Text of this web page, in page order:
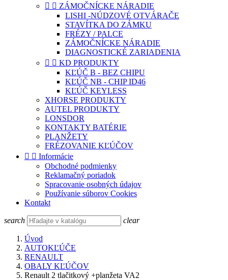
  ZÁMOČNÍCKE NÁRADIE
LISHI -NÚDZOVÉ OTVÁRAČE
STAVÍTKA DO ZÁMKU
FRÉZY / PALCE
ZÁMOČNÍCKE NÁRADIE
DIAGNOSTICKÉ ZARIADENIA
  KD PRODUKTY
KĽÚČ B - BEZ CHIPU
KĽÚČ NB - CHIP ID46
KĽÚČ KEYLESS
XHORSE PRODUKTY
AUTEL PRODUKTY
LONSDOR
KONTAKTY BATÉRIE
PLANŽETY
FRÉZOVANIE KĽÚČOV
  Informácie
Obchodné podmienky
Reklamačný poriadok
Spracovanie osobných údajov
Používanie súborov Cookies
Kontakt
search clear
Úvod
AUTOKĽÚČE
RENAULT
OBALY KĽÚČOV
Renault 2 tlačitkový +planžeta VA2